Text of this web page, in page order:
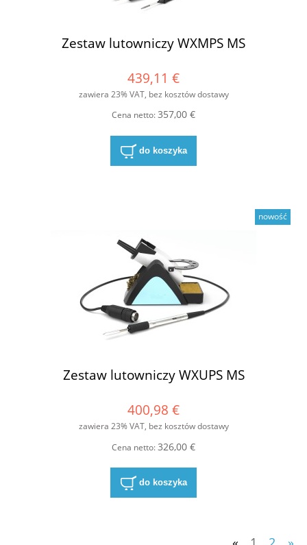
Zestaw lutowniczy WXMPS MS
439,11 €
zawiera 23% VAT, bez kosztów dostawy
Cena netto:357,00 €
do koszyka
Zestaw lutowniczy WXUPS MS
400,98 €
zawiera 23% VAT, bez kosztów dostawy
Cena netto:326,00 €
do koszyka
nowość